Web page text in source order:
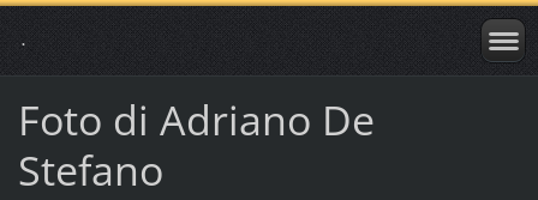
.
Foto di Adriano De
Stefano